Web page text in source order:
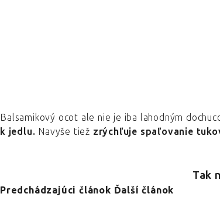
Balsamikový ocot ale nie je iba lahodným
k jedlu. Navyše tiež zrýchľuje spaľovanie
Tak
Predchádzajúci článok Ďalší článok